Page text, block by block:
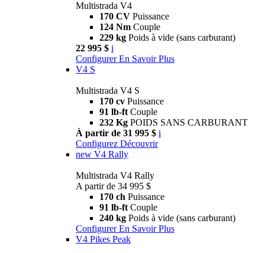
Multistrada V4
170 CV Puissance
124 Nm Couple
229 kg Poids à vide (sans carburant)
22 995 $ i
Configurer En Savoir Plus
V4 S
Multistrada V4 S
170 cv Puissance
91 lb-ft Couple
232 Kg POIDS SANS CARBURANT
À partir de 31 995 $ i
Configurez Découvrir
new V4 Rally
Multistrada V4 Rally
A partir de 34 995 $
170 ch Puissance
91 lb-ft Couple
240 kg Poids à vide (sans carburant)
Configurer En Savoir Plus
V4 Pikes Peak